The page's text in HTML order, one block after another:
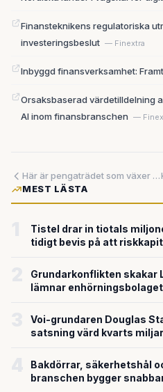
Finansteknikens regulatoriska
investeringsbeslut — Finextra
Inbyggd finansverksamhet:
Orsaksbaserad värdetilldelning
AI inom finansbranschen —
Här är pengaträdet som växer ur Sveriges nya tekniklagar
MEST LÄSTA
Tistel drar in tiotals
tidigt bevis på att
Grundarkonflikten skakar
lämnar
Voi-grundaren Douglas
satsning värd kvarts
Bakdörrar, säkerhetshål
branschen bygger